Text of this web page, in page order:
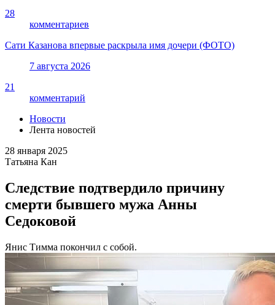
28
комментариев
Сати Казанова впервые раскрыла имя дочери (ФОТО)
7 августа 2026
21
комментарий
Новости
Лента новостей
28 января 2025
Татьяна Кан
Следствие подтвердило причину
смерти бывшего мужа Анны
Седоковой
Янис Тимма покончил с собой.